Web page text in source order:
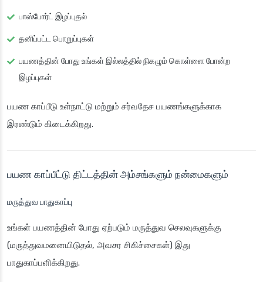
பாஸ்போர்ட் இழப்புதல்
தனிப்பட்ட பொறுப்புகள்
பயணத்தின் போது உங்கள் இல்லத்தில் நிகழும் கொள்ளை போன்ற
இழப்புகள்
பயண காப்பீடு உள்நாட்டு மற்றும் சர்வதேச பயணங்களுக்காக
இரண்டும் கிடைக்கிறது.
பயண காப்பீட்டு திட்டத்தின் அம்சங்களும் நன்மைகளும்
மருத்துவ பாதுகாப்பு
உங்கள் பயணத்தின் போது ஏற்படும் மருத்துவ செலவுகளுக்கு
(மருத்துவமனையிடுதல், அவசர சிகிச்சைகள்) இது
பாதுகாப்பளிக்கிறது.